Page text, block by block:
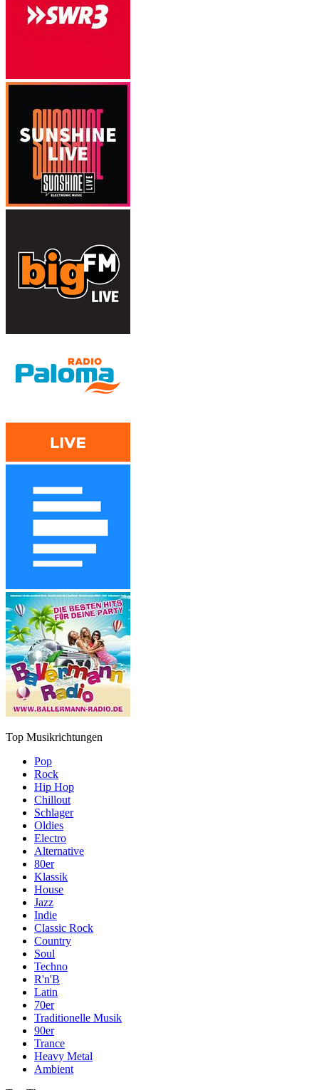
Top Musikrichtungen
Pop
Rock
Hip Hop
Chillout
Schlager
Oldies
Electro
Alternative
80er
Klassik
House
Jazz
Indie
Classic Rock
Country
Soul
Techno
R'n'B
Latin
70er
Traditionelle Musik
90er
Trance
Heavy Metal
Ambient